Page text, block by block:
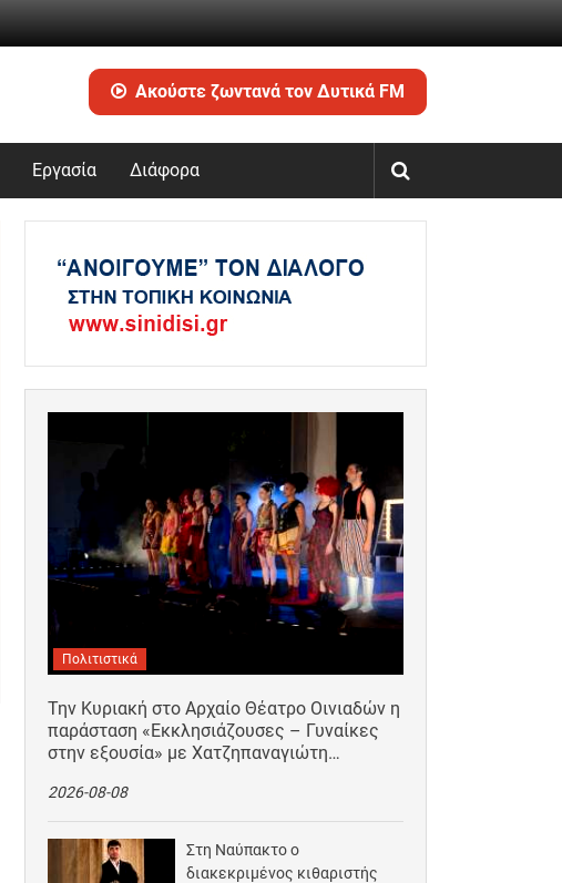
Ακούστε ζωντανά τον Δυτικά FM
Εργασία Διάφορα
Πολιτιστικά
Την Κυριακή στο Αρχαίο Θέατρο Οινιαδών η
παράσταση «Εκκλησιάζουσες – Γυναίκες
στην εξουσία» με Χατζηπαναγιώτη…
2026-08-08
Στη Ναύπακτο ο
διακεκριμένος κιθαριστής